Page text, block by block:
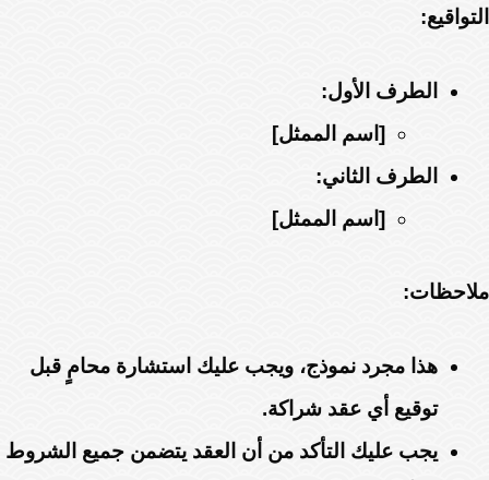
التواقيع:
الطرف الأول:
[اسم الممثل]
الطرف الثاني:
[اسم الممثل]
ملاحظات:
هذا مجرد نموذج، ويجب عليك استشارة محامٍ قبل
توقيع أي عقد شراكة.
يجب عليك التأكد من أن العقد يتضمن جميع الشروط